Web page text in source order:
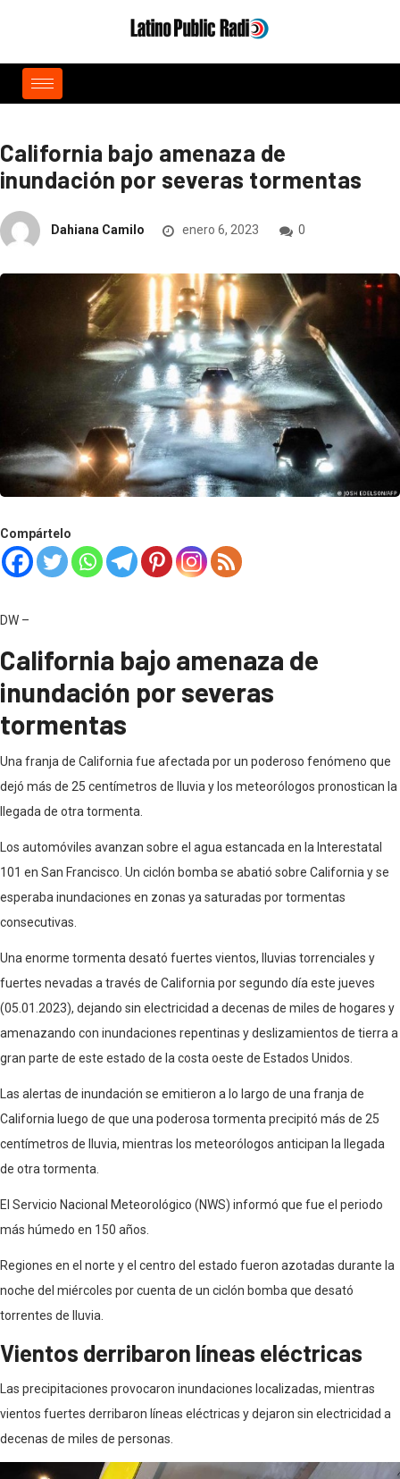
California bajo amenaza de
inundación por severas tormentas
Dahiana Camilo enero 6, 2023 0
Compártelo
DW –
California bajo amenaza de
inundación por severas
tormentas
Una franja de California fue afectada por un poderoso fenómeno que
dejó más de 25 centímetros de lluvia y los meteorólogos pronostican la
llegada de otra tormenta.
Los automóviles avanzan sobre el agua estancada en la Interestatal
101 en San Francisco. Un ciclón bomba se abatió sobre California y se
esperaba inundaciones en zonas ya saturadas por tormentas
consecutivas.
Una enorme tormenta desató fuertes vientos, lluvias torrenciales y
fuertes nevadas a través de California por segundo día este jueves
(05.01.2023), dejando sin electricidad a decenas de miles de hogares y
amenazando con inundaciones repentinas y deslizamientos de tierra a
gran parte de este estado de la costa oeste de Estados Unidos.
Las alertas de inundación se emitieron a lo largo de una franja de
California luego de que una poderosa tormenta precipitó más de 25
centímetros de lluvia, mientras los meteorólogos anticipan la llegada
de otra tormenta.
El Servicio Nacional Meteorológico (NWS) informó que fue el periodo
más húmedo en 150 años.
Regiones en el norte y el centro del estado fueron azotadas durante la
noche del miércoles por cuenta de un ciclón bomba que desató
torrentes de lluvia.
Vientos derribaron líneas eléctricas
Las precipitaciones provocaron inundaciones localizadas, mientras
vientos fuertes derribaron líneas eléctricas y dejaron sin electricidad a
decenas de miles de personas.